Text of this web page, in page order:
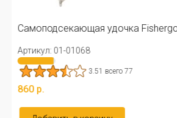
Самоподсекающая удочка
Артикул: 01-01068
3.51 всего 77
860 р.